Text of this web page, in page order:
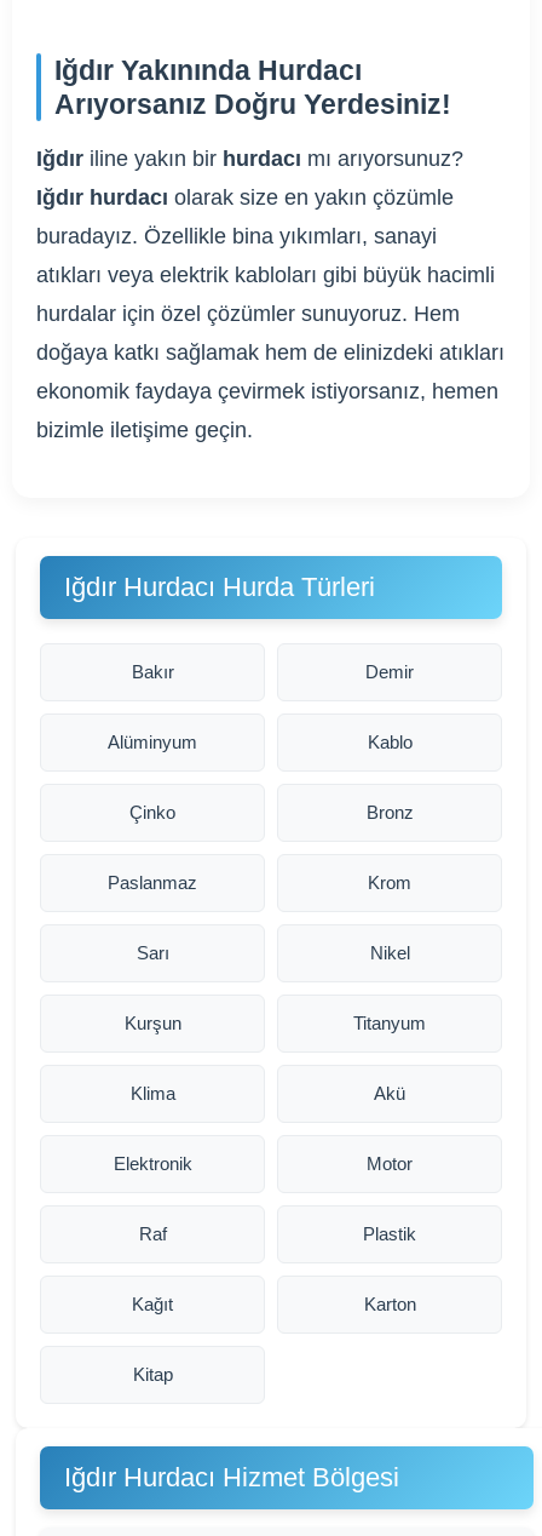
Iğdır Yakınında Hurdacı
Arıyorsanız Doğru Yerdesiniz!
Iğdır iline yakın bir hurdacı mı arıyorsunuz?
Iğdır hurdacı olarak size en yakın çözümle
buradayız. Özellikle bina yıkımları, sanayi
atıkları veya elektrik kabloları gibi büyük hacimli
hurdalar için özel çözümler sunuyoruz. Hem
doğaya katkı sağlamak hem de elinizdeki atıkları
ekonomik faydaya çevirmek istiyorsanız, hemen
bizimle iletişime geçin.
Iğdır Hurdacı Hurda Türleri
Bakır Demir
Alüminyum Kablo
Çinko Bronz
Paslanmaz Krom
Sarı Nikel
Kurşun Titanyum
Klima Akü
Elektronik Motor
Raf Plastik
Kağıt Karton
Kitap
Iğdır Hurdacı Hizmet Bölgesi